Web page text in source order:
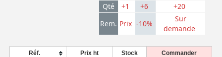
Qté
+1 +6
+20
Rem. Prix -10%
Sur
demande
Réf. Prix ht Stock Commander